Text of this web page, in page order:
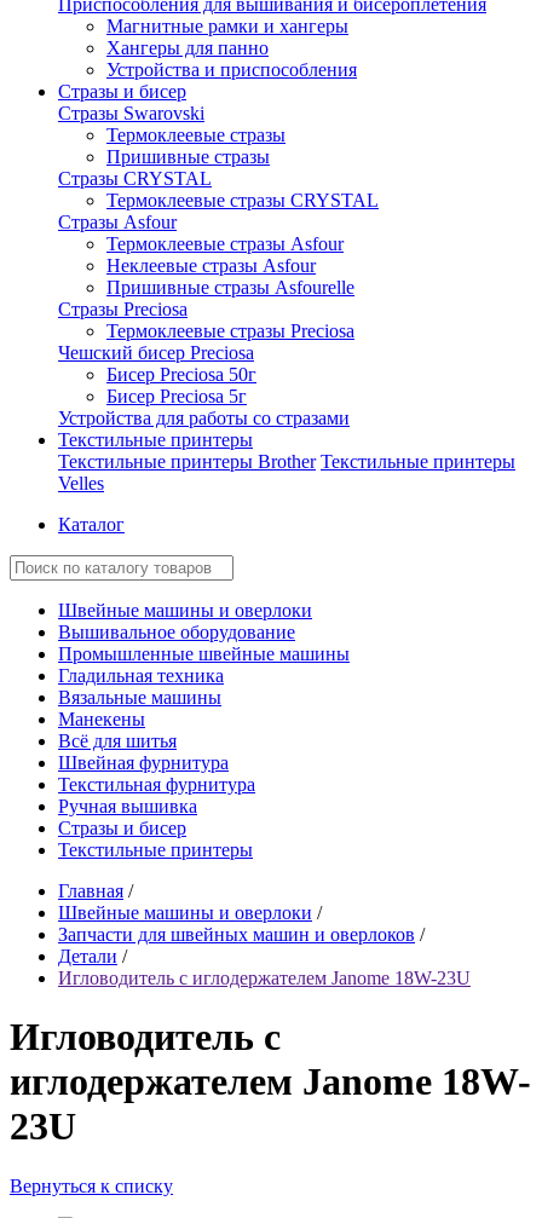
Приспособления для вышивания и бисероплетения
Магнитные рамки и хангеры
Хангеры для панно
Устройства и приспособления
Стразы и бисер
Стразы Swarovski
Термоклеевые стразы
Пришивные стразы
Стразы CRYSTAL
Термоклеевые стразы CRYSTAL
Стразы Asfour
Термоклеевые стразы Asfour
Неклеевые стразы Asfour
Пришивные стразы Asfourelle
Стразы Preciosa
Термоклеевые стразы Preciosa
Чешский бисер Preciosa
Бисер Preciosa 50г
Бисер Preciosa 5г
Устройства для работы со стразами
Текстильные принтеры
Текстильные принтеры Brother Текстильные принтеры
Velles
Каталог
Швейные машины и оверлоки
Вышивальное оборудование
Промышленные швейные машины
Гладильная техника
Вязальные машины
Манекены
Всё для шитья
Швейная фурнитура
Текстильная фурнитура
Ручная вышивка
Стразы и бисер
Текстильные принтеры
Главная /
Швейные машины и оверлоки /
Запчасти для швейных машин и оверлоков /
Детали /
Игловодитель с иглодержателем Janome 18W-23U
Игловодитель с
иглодержателем Janome 18W-
23U
Вернуться к списку